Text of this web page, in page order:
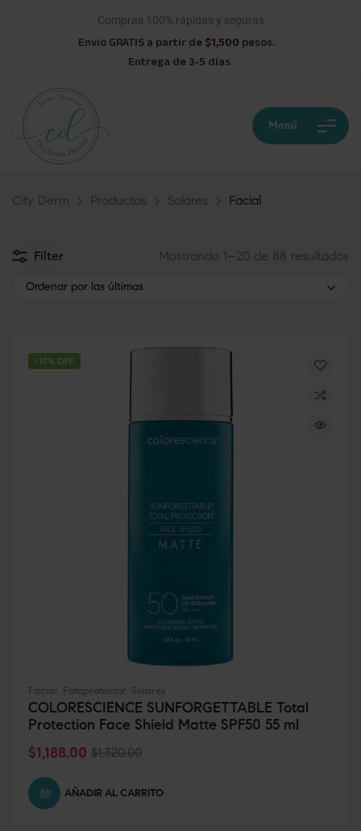
Compras 100% rápidas y seguras
Envío GRATIS a partir de $1,500 pesos.
Entrega de 3-5 días.
Menú
City Derm > Productos > Solares > Facial
Filter Mostrando 1–20 de 88 resultados
Ordenar por las últimas
-10% OFF
Facial, Fotoprotector, Solares
COLORESCIENCE SUNFORGETTABLE Total
Protection Face Shield Matte SPF50 55 ml
$1,320.00
$1,188.00
AÑADIR AL CARRITO